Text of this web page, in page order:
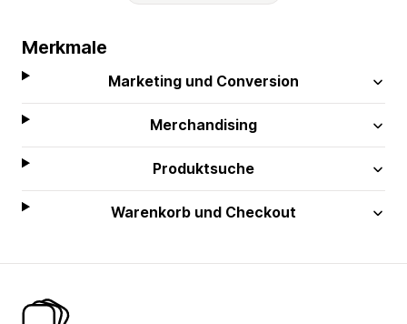
Merkmale
Marketing und Conversion
Merchandising
Produktsuche
Warenkorb und Checkout